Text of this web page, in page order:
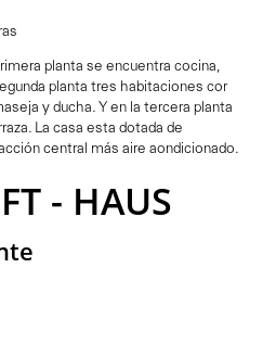
planta se encuentra cocina,
planta tres habitaciones cor
y ducha. Y en la tercera planta
La casa esta dotada de
central más aire aondicionado.
- HAUS